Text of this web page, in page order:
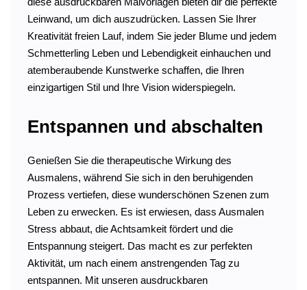
Leinwand, um dich auszudrücken. Lassen Sie Ihrer
Kreativität freien Lauf, indem Sie jeder Blume und jedem
Schmetterling Leben und Lebendigkeit einhauchen und
atemberaubende Kunstwerke schaffen, die Ihren
einzigartigen Stil und Ihre Vision widerspiegeln.
Entspannen und abschalten
Genießen Sie die therapeutische Wirkung des
Ausmalens, während Sie sich in den beruhigenden
Prozess vertiefen, diese wunderschönen Szenen zum
Leben zu erwecken. Es ist erwiesen, dass Ausmalen
Stress abbaut, die Achtsamkeit fördert und die
Entspannung steigert. Das macht es zur perfekten
Aktivität, um nach einem anstrengenden Tag zu
entspannen. Mit unseren ausdruckbaren